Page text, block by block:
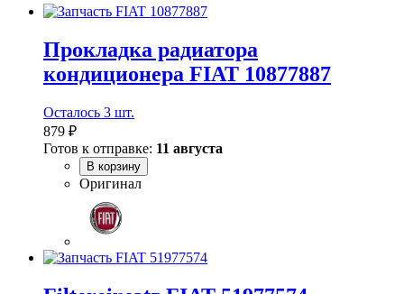
Прокладка радиатора
кондиционера FIAT 10877887
Осталось 3 шт.
879 ₽
Готов к отправке: 11 августа
В корзину
Оригинал